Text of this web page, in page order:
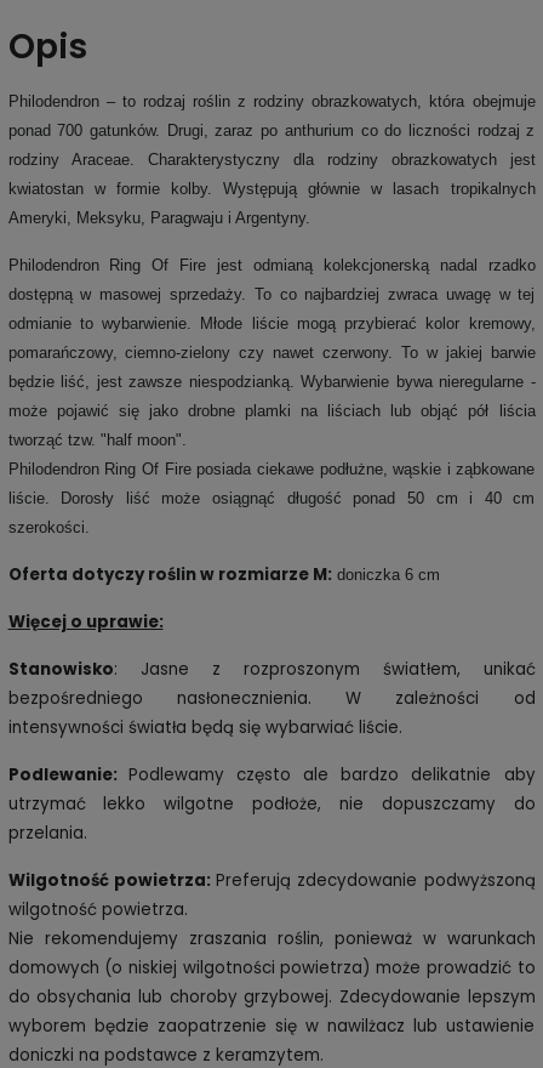
Opis
Philodendron – to rodzaj roślin z rodziny obrazkowatych, która obejmuje
ponad 700 gatunków. Drugi, zaraz po anthurium co do liczności rodzaj z
rodziny Araceae. Charakterystyczny dla rodziny obrazkowatych jest
kwiatostan w formie kolby. Występują głównie w lasach tropikalnych
Ameryki, Meksyku, Paragwaju i Argentyny.
Philodendron Ring Of Fire jest odmianą kolekcjonerską nadal rzadko
dostępną w masowej sprzedaży. To co najbardziej zwraca uwagę w tej
odmianie to wybarwienie. Młode liście mogą przybierać kolor kremowy,
pomarańczowy, ciemno-zielony czy nawet czerwony. To w jakiej barwie
będzie liść, jest zawsze niespodzianką. Wybarwienie bywa nieregularne -
może pojawić się jako drobne plamki na liściach lub objąć pół liścia
tworząć tzw. "half moon".
Philodendron Ring Of Fire posiada ciekawe podłużne, wąskie i ząbkowane
liście. Dorosły liść może osiągnąć długość ponad 50 cm i 40 cm
szerokości.
Oferta dotyczy roślin w rozmiarze M: doniczka 6 cm
Więcej o uprawie:
Stanowisko: Jasne z rozproszonym światłem, unikać
bezpośredniego nasłonecznienia. W zależności od
intensywności światła będą się wybarwiać liście.
Podlewanie: Podlewamy często ale bardzo delikatnie aby
utrzymać lekko wilgotne podłoże, nie dopuszczamy do
przelania.
Wilgotność powietrza: Preferują zdecydowanie podwyższoną
wilgotność powietrza.
Nie rekomendujemy zraszania roślin, ponieważ w warunkach
domowych (o niskiej wilgotności powietrza) może prowadzić to
do obsychania lub choroby grzybowej. Zdecydowanie lepszym
wyborem będzie zaopatrzenie się w nawilżacz lub ustawienie
doniczki na podstawce z keramzytem.